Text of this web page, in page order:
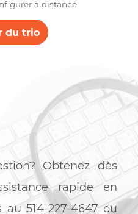
! Désormais, ce n’est
Bravo Telecom est fier de
forfait regroupant internet
alliant performance, stabilité